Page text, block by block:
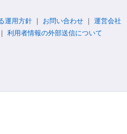
運用方針 お問い合わせ
運営会社
利用者情報の外部送信について